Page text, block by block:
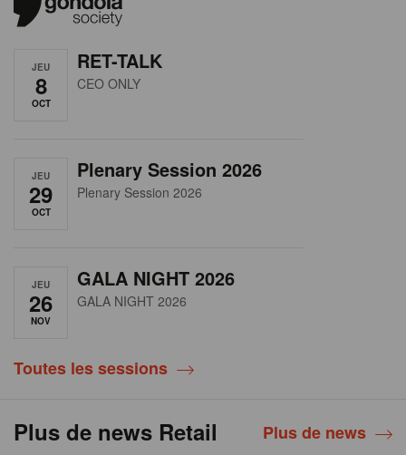
JEU
8
OCT
RET-TALK
CEO ONLY
JEU
29
OCT
Plenary Session 2026
Plenary Session 2026
JEU
26
NOV
GALA NIGHT 2026
GALA NIGHT 2026
Toutes les sessions
Plus de news Retail Plus de news